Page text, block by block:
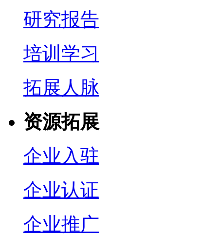
研究报告
培训学习
拓展人脉
资源拓展
企业入驻
企业认证
企业推广